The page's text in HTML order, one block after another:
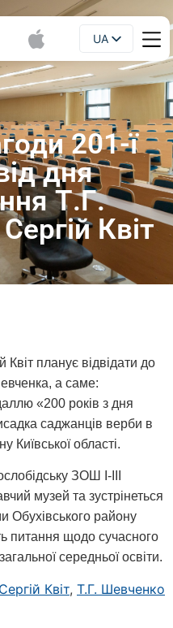
UA
EN
201-ї
дня
Т.Г.
Квіт
Квіт планує відвідати до
а саме:
«200 років з дня
саджанців верби в
Київської області.
ЗОШ І-ІІІ
музей та зустрінеться
Обухівського району
питання щодо сучасного
середньої освіти.
Сергій Квіт, Т.Г. Шевченко